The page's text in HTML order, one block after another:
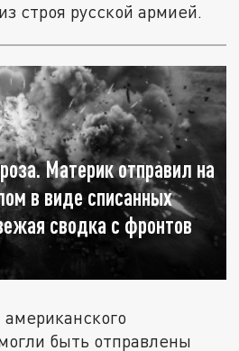
строя русской армией.
Материк отправил на
в виде списанных
сводка с фронтов
быть отправлены